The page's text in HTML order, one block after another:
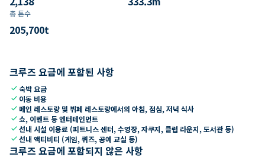
총 톤수
205,700t
크루즈 요금에 포함된 사항
check숙박 요금
check 이동 비용
check 메인 레스토랑 및 뷔페 레스토랑에서의 아침, 점심, 저녁 식사
check쇼, 이벤트 등 엔터테인먼트
check선내 시설 이용료 (피트니스 센터, 수영장, 자쿠지, 클럽 라운지, 도서관 등)
check선내 액티비티 (게임, 퀴즈, 공예 교실 등)
크루즈 요금에 포함되지 않은 사항